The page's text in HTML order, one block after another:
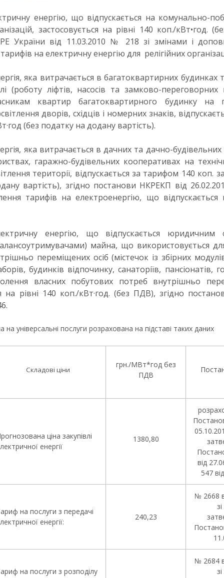
енергію, що відпускається на комунально-
застосовується на рівні 140 коп./кВт•год.
України від 11.03.2010 № 218 зі змінами і
на електричну енергію для релігійних
яка витрачається в багатоквартирних будинках
(роботу ліфтів, насосів та замково-
квартир багатоквартирного будинку на
дворів, східців і номерних знаків,
(без податку на додану вартість).
яка витрачається в дачних та дачно-
гаражно-будівельних кооперативах на
території, відпускається за тарифом 140 коп.
вартість), згідно постанови НКРЕКП від
тарифів на електроенергію, що відпускається
енергію, що відпускається юридичним
майна, що використовується
переміщених осіб (містечок із збірних
будинків відпочинку, санаторіїв, пансіонатів,
власних побутових потреб внутрішньо
на рівні 140 коп./кВт·год. (без ПДВ), згідно
на універсальні послуги розрахована на підставі таких даних
Складові ціни
грн./МВт*год без
ПДВ
ціна закупівлі
енергії
1380,80
від
547
на послуги з передачі
енергії:
240,23
№ 2668
на послуги з розподілу
№ 2684